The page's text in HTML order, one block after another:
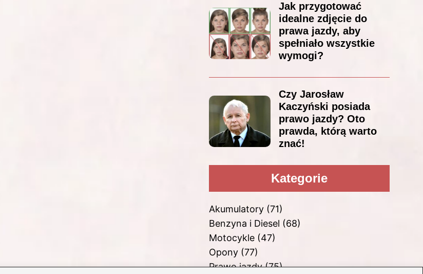
Jak przygotować
idealne zdjęcie do
prawa jazdy, aby
spełniało wszystkie
wymogi?
Czy Jarosław
Kaczyński posiada
prawo jazdy? Oto
prawda, którą warto
znać!
Kategorie
Akumulatory(71)
Benzyna i Diesel (68)
Motocykle(47)
Opony(77)
Prawo jazdy(75)